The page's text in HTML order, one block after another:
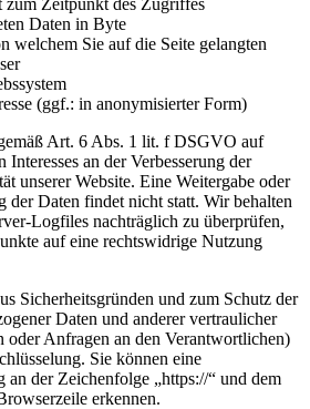
Zeitpunkt des Zugriffes
Daten in Byte
welchem Sie auf die Seite gelangten
(ggf.: in anonymisierter Form)
Art. 6 Abs. 1 lit. f DSGVO auf
Interesses an der Verbesserung der
unserer Website. Eine Weitergabe oder
der Daten findet nicht statt. Wir behalten
Logfiles nachträglich zu überprüfen,
auf eine rechtswidrige Nutzung
Sicherheitsgründen und zum Schutz der
Daten und anderer vertraulicher
oder Anfragen an den Verantwortlichen)
Sie können eine
an der Zeichenfolge „https://“ und dem
erkennen.